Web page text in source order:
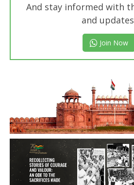
And stay informed with
and
Join Now